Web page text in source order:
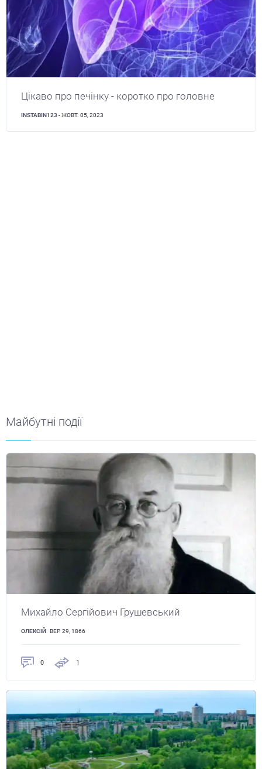
Цікаво про печінку - коротко про головне
INSTABIN123 - ЖОВТ. 05, 2023
Майбутні події
Михайло Сергійович Грушевський
ОЛЕКСІЙ ВЕР. 29, 1866
0 1